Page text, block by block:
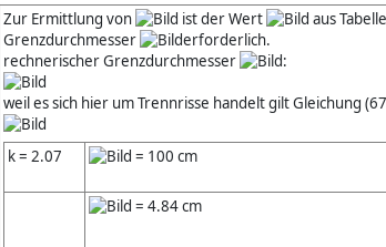
Zur Ermittlung von ist der Wert
aus
Grenzdurchmesser
erforderlich.
rechnerischer Grenzdurchmesser
:
weil es sich hier um Trennrisse handelt gilt Gleichung
k = 2.07 = 100 cm
= 4.84 cm